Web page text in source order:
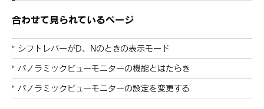
合わせて見られているページ
シフトレバーがD、Nのときの表示モード
パノラミックビューモニターの機能とはたらき
パノラミックビューモニターの設定を変更する